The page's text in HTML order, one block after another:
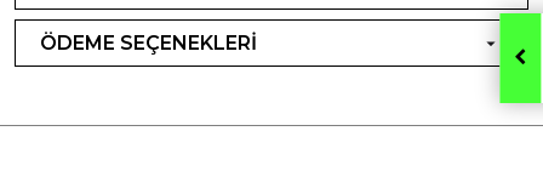
ÖDEME SEÇENEKLERİ